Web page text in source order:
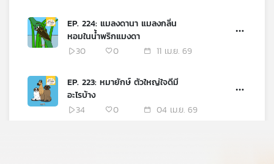
EP. 224: แมลงดานา แมลงกลิ่น
หอมในน้ำพริกแมงดา
30
0 11 เม.ย. 69
EP. 223: หมายักษ์ ตัวใหญ่ใจดีมี
อะไรบ้าง
34
0 04 เม.ย. 69